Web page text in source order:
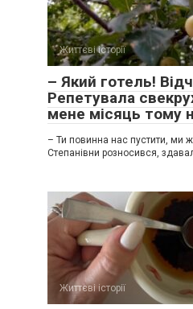
Життєві історії
– Який готель!
Репетувала
мене місяць тому
– Ти повинна нас пустити, ми ж
Степанівни розносився,
Життєві історії